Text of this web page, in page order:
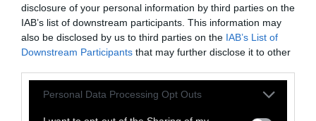
disclosure of your personal information by third parties on the
IAB’s list of downstream participants. This information may
also be disclosed by us to third parties on the IAB’s List of
Downstream Participants that may further disclose it to other
Personal Data Processing Opt Outs
παρουσιαζόταν συχνά σαν θέμα στα βιβλία
Ukiyo-e, διάσημοι καλλιτέχνες τα
κυκλοφορούσαν με ψευδώνυμα, ενώ εκδότες
και δημιουργοί τιμωρούταν για αυτό.